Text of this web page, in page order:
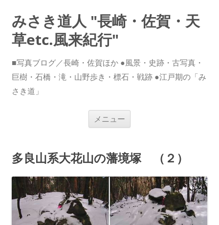
みさき道人 "長崎・佐賀・天
草etc.風来紀行"
■写真ブログ／長崎・佐賀ほか ●風景・史跡・古写真・
巨樹・石橋・滝・山野歩き・標石・戦跡 ●江戸期の「み
さき道」
メニュー
ス
キ
プ
多良山系大花山の藩境塚 （２）